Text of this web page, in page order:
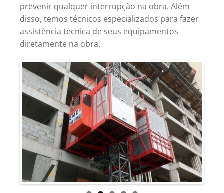
prevenir qualquer interrupção na obra. Além
disso, temos técnicos especializados para fazer
assistência técnica de seus equipamentos
diretamente na obra.